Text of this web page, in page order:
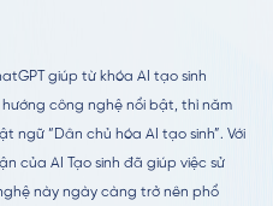
giúp từ khóa AI tạo sinh
công nghệ nổi bật, thì năm
ngữ “Dân chủ hóa AI tạo sinh”. Với
của AI Tạo sinh đã giúp việc sử
này ngày càng trở nên phổ